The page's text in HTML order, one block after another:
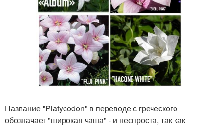
Название "Platycodon" в переводе с греческого
обозначает "широкая чаша" - и неспроста, так как